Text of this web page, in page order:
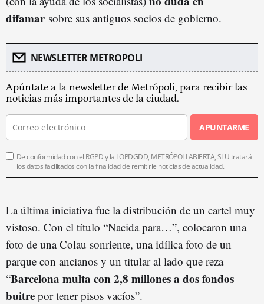
difamar sobre sus antiguos socios de gobierno.
NEWSLETTER METROPOLI
Apúntate a la newsletter de Metrópoli, para recibir las
noticias más importantes de la ciudad.
APUNTARME
De conformidad con el RGPD y la LOPDGDD, METRÓPOLI ABIERTA, SLU tratará
los datos facilitados con la finalidad de remitirle noticias de actualidad.
La última iniciativa fue la distribución de un cartel muy
vistoso. Con el título “Nacida para…”, colocaron una
foto de una Colau sonriente, una idílica foto de un
parque con ancianos y un titular al lado que reza
“Barcelona multa con 2,8 millones a dos fondos
buitre por tener pisos vacíos”.